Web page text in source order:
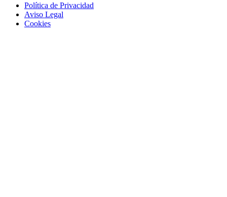
Política de Privacidad
Aviso Legal
Cookies